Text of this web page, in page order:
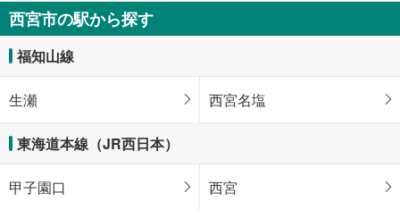
西宮市の駅から探す
福知山線
生瀬 西宮名塩
東海道本線（JR西日本）
甲子園口 西宮